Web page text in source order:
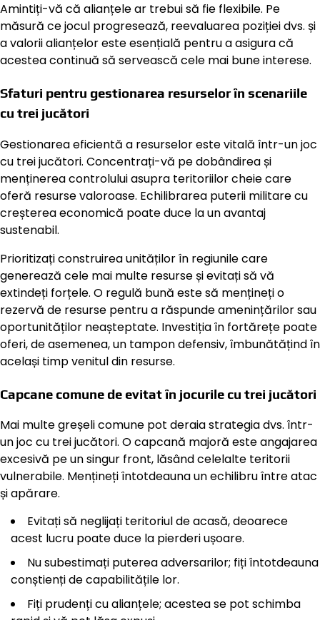
Amintiți-vă că alianțele ar trebui să fie flexibile. Pe
măsură ce jocul progresează, reevaluarea poziției dvs. și
a valorii alianțelor este esențială pentru a asigura că
acestea continuă să servească cele mai bune interese.
Sfaturi pentru gestionarea resurselor în scenariile
cu trei jucători
Gestionarea eficientă a resurselor este vitală într-un joc
cu trei jucători. Concentrați-vă pe dobândirea și
menținerea controlului asupra teritoriilor cheie care
oferă resurse valoroase. Echilibrarea puterii militare cu
creșterea economică poate duce la un avantaj
sustenabil.
Prioritizați construirea unităților în regiunile care
generează cele mai multe resurse și evitați să vă
extindeți forțele. O regulă bună este să mențineți o
rezervă de resurse pentru a răspunde amenințărilor sau
oportunităților neașteptate. Investiția în fortărețe poate
oferi, de asemenea, un tampon defensiv, îmbunătățind în
același timp venitul din resurse.
Capcane comune de evitat în jocurile cu trei jucători
Mai multe greșeli comune pot deraia strategia dvs. într-
un joc cu trei jucători. O capcană majoră este angajarea
excesivă pe un singur front, lăsând celelalte teritorii
vulnerabile. Mențineți întotdeauna un echilibru între atac
și apărare.
Evitați să neglijați teritoriul de acasă, deoarece
acest lucru poate duce la pierderi ușoare.
Nu subestimați puterea adversarilor; fiți întotdeauna
conștienți de capabilitățile lor.
Fiți prudenți cu alianțele; acestea se pot schimba